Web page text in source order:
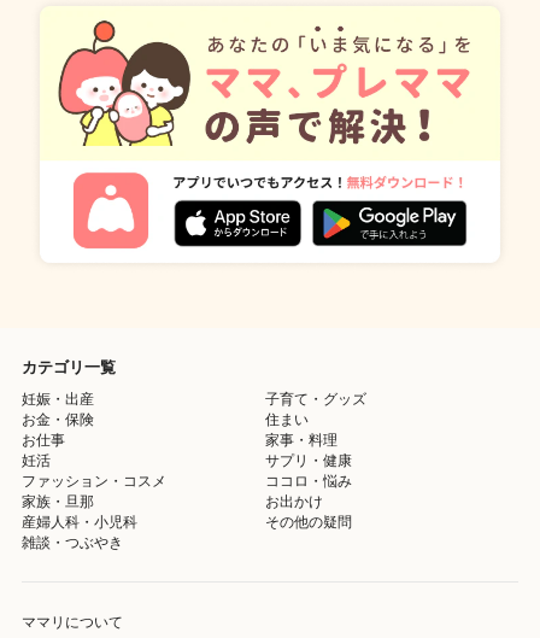
カテゴリ一覧
妊娠・出産
子育て・グッズ
お金・保険
住まい
お仕事
家事・料理
妊活
サプリ・健康
ファッション・コスメ
ココロ・悩み
家族・旦那
お出かけ
産婦人科・小児科
その他の疑問
雑談・つぶやき
ママリについて